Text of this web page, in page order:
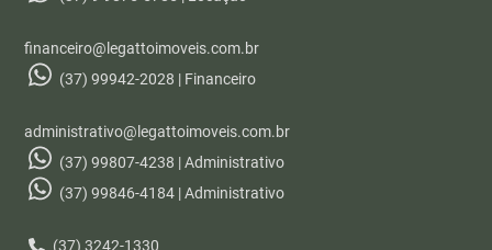
financeiro@legattoimoveis.com.br
(37) 99942-2028 | Financeiro
administrativo@legattoimoveis.com.br
(37) 99807-4238 | Administrativo
(37) 99846-4184 | Administrativo
(37) 3242-1330